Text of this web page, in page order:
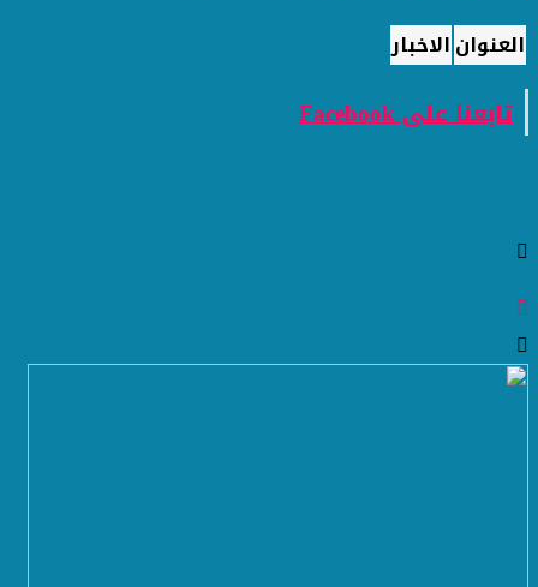
العنوانالاخبار
تابعنا على Facebook